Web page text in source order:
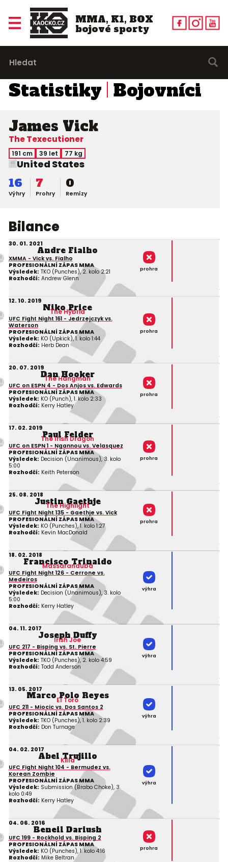
MMA, K1, BOX
bojové sporty
Statistiky Bojovníci
James Vick
The Texecutioner
191 cm 39 let 77 kg
United States
Výhry
16
Prohry
7
Remízy
0
Bilance
30. 01. 2021
Andre Fialho
XMMA - Vick vs. Fialho
PROFESIONÁLNÍ ZÁPAS MMA
Výsledek: TKO (Punches), 2. kolo 2:21
Rozhodčí: Andrew Glenn
prohra
12. 10. 2019
Niko Price
The Hybrid
UFC Fight Night 161 - Jedrzejczyk vs.
Waterson
PROFESIONÁLNÍ ZÁPAS MMA
Výsledek: KO (Upkick), 1. kolo 1:44
Rozhodčí: Herb Dean
prohra
20. 07. 2019
Dan Hooker
The Hangman
UFC on ESPN 4 - Dos Anjos vs. Edwards
PROFESIONÁLNÍ ZÁPAS MMA
Výsledek: KO (Punch), 1. kolo 2:33
Rozhodčí: Kerry Hatley
prohra
17. 02. 2019
Paul Felder
The Irish Dragon
UFC on ESPN 1 - Ngannou vs. Velasquez
PROFESIONÁLNÍ ZÁPAS MMA
Výsledek: Decision (Unanimous), 3. kolo
5:00
Rozhodčí: Keith Peterson
prohra
25. 08. 2018
Justin Gaethje
The Highlight
UFC Fight Night 135 - Gaethje vs. Vick
PROFESIONÁLNÍ ZÁPAS MMA
Výsledek: KO (Punches), 1. kolo 1:27
Rozhodčí: Kevin MacDonald
prohra
18. 02. 2018
Francisco Trinaldo
Massaranduba
UFC Fight Night 126 - Cerrone vs.
Medeiros
PROFESIONÁLNÍ ZÁPAS MMA
Výsledek: Decision (Unanimous), 3. kolo
5:00
Rozhodčí: Kerry Hatley
výhra
04. 11. 2017
Joseph Duffy
Irish Joe
UFC 217 - Bisping vs. St. Pierre
PROFESIONÁLNÍ ZÁPAS MMA
Výsledek: TKO (Punches), 2. kolo 4:59
Rozhodčí: Todd Anderson
výhra
13. 05. 2017
Marco Polo Reyes
El Toro
UFC 211 - Miocic vs. Dos Santos 2
PROFESIONÁLNÍ ZÁPAS MMA
Výsledek: TKO (Punches), 1. kolo 2:39
Rozhodčí: Don Turnage
výhra
04. 02. 2017
Abel Trujillo
Killa
UFC Fight Night 104 - Bermudez vs.
Korean Zombie
PROFESIONÁLNÍ ZÁPAS MMA
Výsledek: Submission (Brabo Choke), 3.
kolo 0:49
Rozhodčí: Kerry Hatley
výhra
04. 06. 2016
Beneil Dariush
UFC 199 - Rockhold vs. Bisping 2
PROFESIONÁLNÍ ZÁPAS MMA
Výsledek: KO (Punches), 1. kolo 4:16
Rozhodčí: Mike Beltran
prohra